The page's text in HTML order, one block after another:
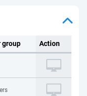
group Action